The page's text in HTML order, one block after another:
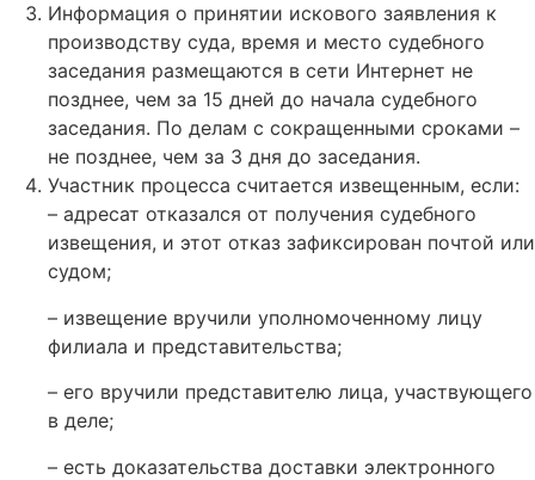
Информация о принятии искового заявления к
производству суда, время и место судебного
заседания размещаются в сети Интернет не
позднее, чем за 15 дней до начала судебного
заседания. По делам с сокращенными сроками –
не позднее, чем за 3 дня до заседания.
Участник процесса считается извещенным, если:
– адресат отказался от получения судебного
извещения, и этот отказ зафиксирован почтой или
судом;
– извещение вручили уполномоченному лицу
филиала и представительства;
– его вручили представителю лица, участвующего
в деле;
– есть доказательства доставки электронного